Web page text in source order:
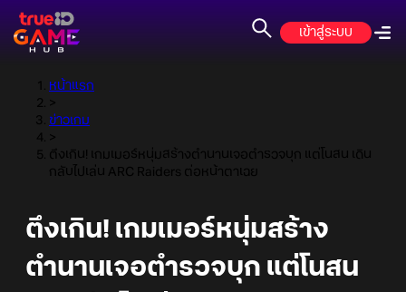
เข้าสู่ระบบ
หน้าแรก
>
ข่าวเกม
>
ตึงเกิน! เกมเมอร์หนุ่มสร้างตำนานเจอตำรวจบุก แต่โนสน เดิน
กลับไปเล่น ARC Raiders ต่อหน้าตาเฉย
ตึงเกิน! เกมเมอร์หนุ่มสร้าง
ตำนานเจอตำรวจบุก แต่โนสน